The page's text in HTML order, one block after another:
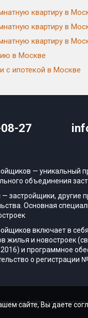
квартиру в
квартиру в
квартиру в
в Москве
с ипотекой в Москве
27
— уникальный
объединения
застройщики, другие
Основная
включает в
жилья и новостроек
и программное
о регистрации
сайта и сетевого
сайте, Вы даете